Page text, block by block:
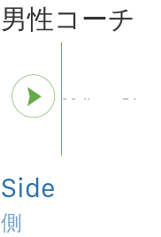
男性コーチ
Side
側